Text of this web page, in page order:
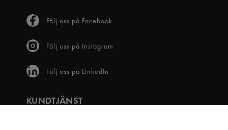
Följ oss på Facebook
Följ oss på Instagram
Följ oss på LinkedIn
KUNDTJÄNST